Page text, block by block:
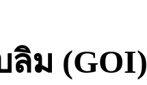
ม (GOI)